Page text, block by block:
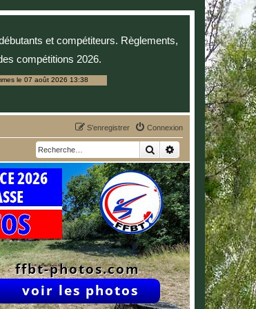
et compétiteurs. Règlements,
compétitions 2026.
le 07 août 2026 13:38
Connexion
S’enregistrer
RechercherRecherche avancée